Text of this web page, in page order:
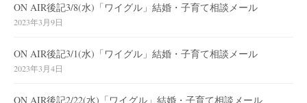
ON AIR後記3/8(水)「ワイグル」結婚・子育て相談メール
2023年3月9日
ON AIR後記3/1(水)「ワイグル」結婚・子育て相談メール
2023年3月4日
ON AIR後記2/22(水)「ワイグル」結婚・子育て相談メール